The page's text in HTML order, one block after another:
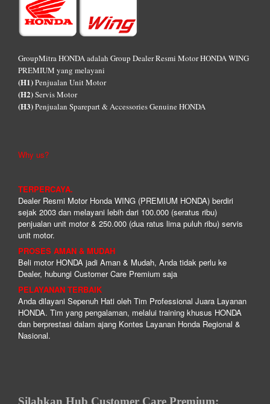
GroupMitra HONDA adalah Group Dealer Resmi Motor HONDA WING
PREMIUM yang melayani
(H1)Penjualan Unit Motor
(H2)Servis Motor
(H3)Penjualan Sparepart & Accessories Genuine HONDA
Why us?
TERPERCAYA.
Dealer Resmi Motor Honda WING (PREMIUM HONDA) berdiri
sejak 2003 dan melayani lebih dari 100.000 (seratus ribu)
penjualan unit motor & 250.000 (dua ratus lima puluh ribu) servis
unit motor.
PROSES AMAN & MUDAH
Beli motor HONDA jadi Aman & Mudah, Anda tidak perlu ke
Dealer, hubungi Customer Care Premium saja
PELAYANAN TERBAIK
Anda dilayani Sepenuh Hati oleh Tim Professional Juara Layanan
HONDA. Tim yang pengalaman, melalui training khusus HONDA
dan berprestasi dalam ajang Kontes Layanan Honda Regional &
Nasional.
Silahkan Hub Customer Care Premium: